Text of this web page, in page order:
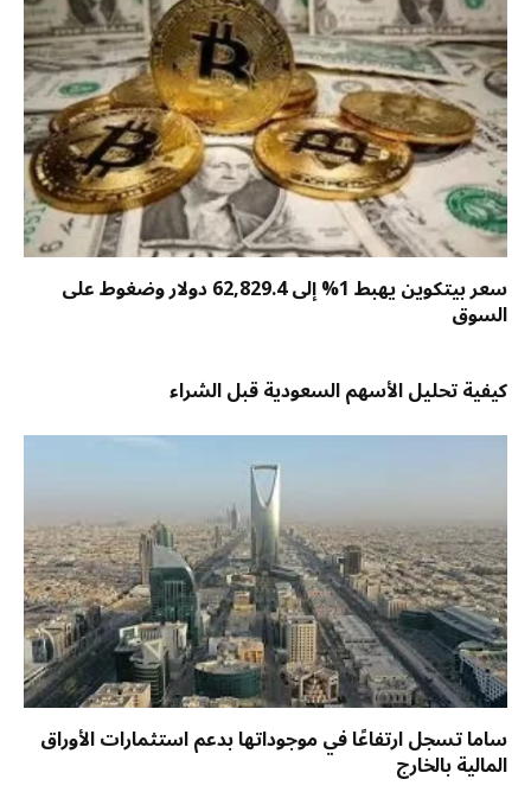
سعر بيتكوين يهبط 1% إلى 62,829.4 دولار وضغوط على
السوق
كيفية تحليل الأسهم السعودية قبل الشراء
ساما تسجل ارتفاعًا في موجوداتها بدعم استثمارات الأوراق
المالية بالخارج